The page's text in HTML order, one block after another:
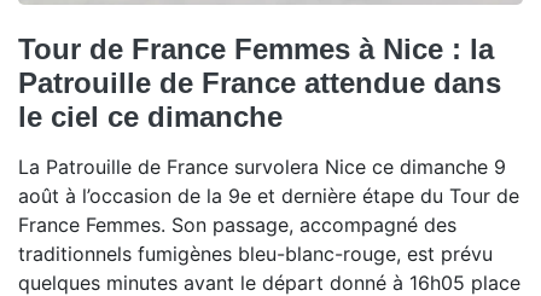
Tour de France Femmes à Nice : la
Patrouille de France attendue dans
le ciel ce dimanche
La Patrouille de France survolera Nice ce dimanche 9
août à l’occasion de la 9e et dernière étape du Tour de
France Femmes. Son passage, accompagné des
traditionnels fumigènes bleu-blanc-rouge, est prévu
quelques minutes avant le départ donné à 16h05 place